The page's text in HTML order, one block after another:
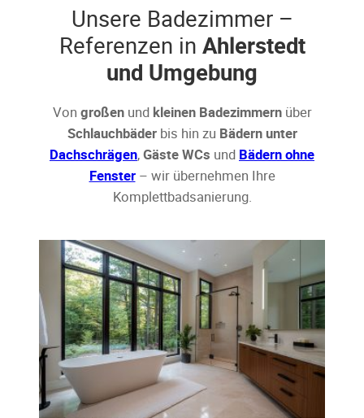
Unsere Badezimmer –
Referenzen in Ahlerstedt
und Umgebung
Von großenund kleinen Badezimmernüber
Schlauchbäderbis hin zu Bädern unter
Dachschrägen,Gäste WCs und Bädern ohne
Fenster– wir übernehmen Ihre
Komplettbadsanierung.